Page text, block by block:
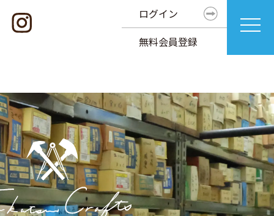
ログイン
無料会員登録